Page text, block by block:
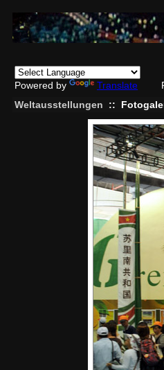
Powered by Translate
Weltausstellungen
::